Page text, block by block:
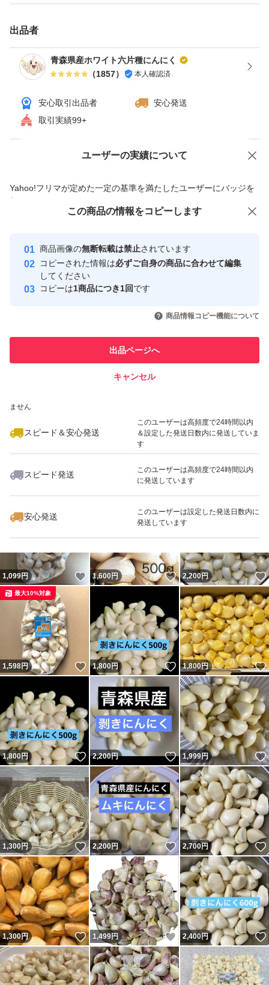
出品者
青森県産ホワイト六片種にんにく
（1857） 本人確認済
安心取引出品者
安心発送
取引実績99+
ユーザーの実績について
Yahoo!フリマが定めた一定の基準を満たしたユーザーにバッジを
付与しています
安心取引出品者
心・安全なユーザーです
取引実績
引を完了させた実績があります
での取引実績があります
ません
スピード＆安心発送
このユーザーは高頻度で24時間以内
＆設定した発送日数内に発送していま
す
スピード発送
このユーザーは高頻度で24時間以内
に発送しています
安心発送
このユーザーは設定した発送日数内に
発送しています
価格の相談 商品への質問
この商品の情報をコピーします
商品画像の無断転載は禁止されています
コピーされた情報は必ずご自身の商品に合わせて編集
してください
コピーは1商品につき1回です
商品情報コピー機能について
出品ページへ
キャンセル
この商品をみている人にオススメ
いいね！
2,300
1,099円 いいね！
1,600円 いいね！
2,200円
1,598円 いいね！
最大10%対象
1,800円 いいね！
1,800円
1,800円 いいね！
2,200円 いいね！
1,999円
1,300円 いいね！
2,200円 いいね！
2,700円
1,300円 いいね！
1,499円 いいね！
2,400円